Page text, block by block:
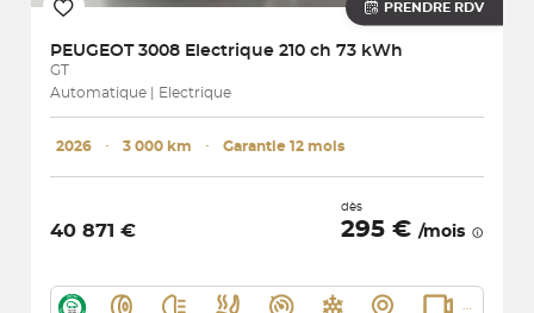
PRENDRE RDV
PEUGEOT 3008 Electrique 210 ch 73 kWh
GT
Automatique | Electrique
2026 ･ 3 000 km ･ Garantie 12 mois
40 871 €
dès
295 € /mois